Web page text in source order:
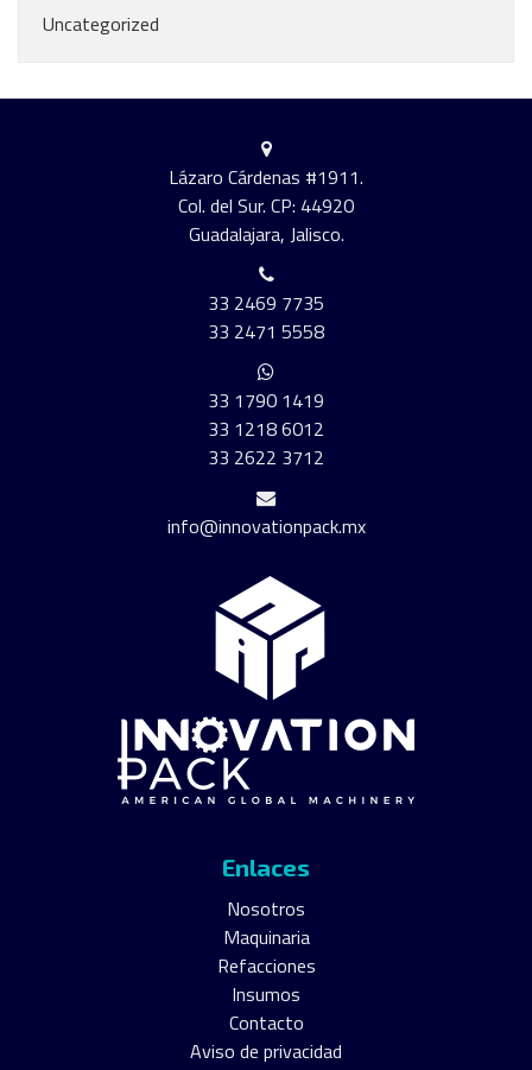
Uncategorized
Lázaro Cárdenas #1911.
Col. del Sur. CP: 44920
Guadalajara, Jalisco.
33 2469 7735
33 2471 5558
33 1790 1419
33 1218 6012
33 2622 3712
info@innovationpack.mx
Enlaces
Nosotros
Maquinaria
Refacciones
Insumos
Contacto
Aviso de privacidad